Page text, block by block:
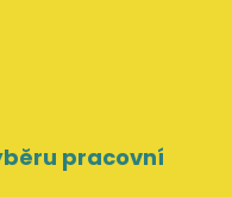
pracovní